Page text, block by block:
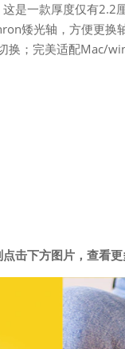
是一款厚度仅有2.2
矮光轴，方便更换
换；完美适配Mac/
点击下方图片，查看